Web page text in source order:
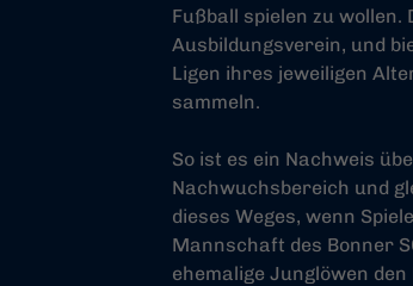
Fußball spielen zu
Ausbildungsverein, und
Ligen ihres jeweiligen
sammeln.
So ist es ein Nachweis
Nachwuchsbereich und
dieses Weges, wenn
Mannschaft des Bonner
ehemalige Junglöwen